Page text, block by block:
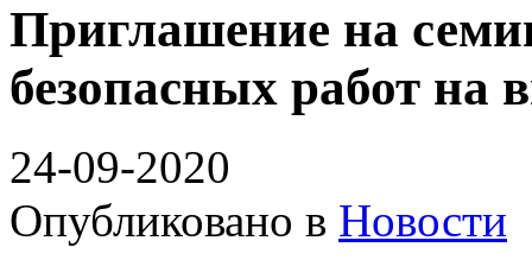
Приглашение на
безопасных работ на
24-09-2020
Опубликовано в Новости